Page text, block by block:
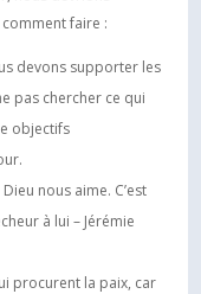
comment faire :
devons supporter les
pas chercher ce qui
objectifs
nous aime. C’est
à lui – Jérémie
procurent la paix, car